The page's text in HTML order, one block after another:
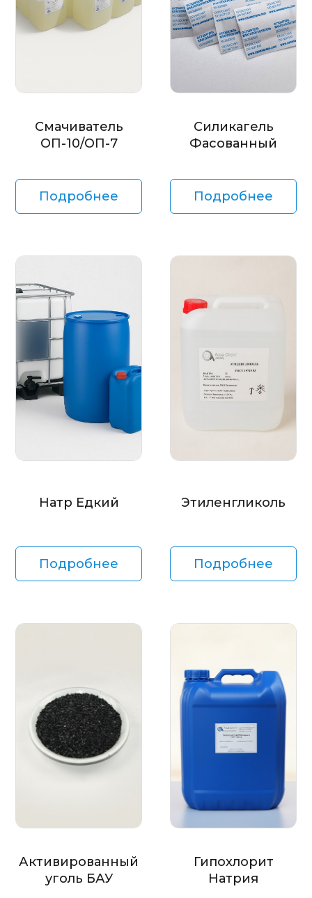
Смачиватель
ОП-10/ОП-7
Подробнее
Силикагель
Фасованный
Подробнее
Натр Едкий
Подробнее
Этиленгликоль
Подробнее
Активированный
уголь БАУ
Гипохлорит
Натрия